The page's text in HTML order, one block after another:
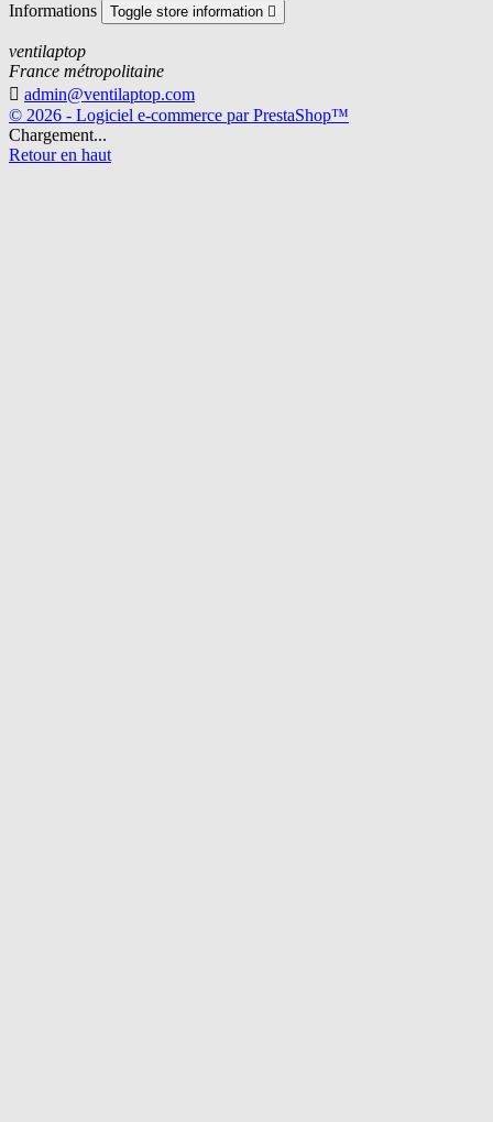
Informations Toggle store information 
ventilaptop
France métropolitaine
 admin@ventilaptop.com
© 2026 - Logiciel e-commerce par PrestaShop™
Chargement...
Retour en haut